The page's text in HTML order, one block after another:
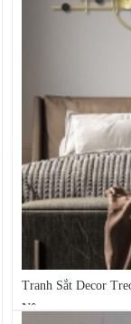
Tranh Sắt Decor
Nên...